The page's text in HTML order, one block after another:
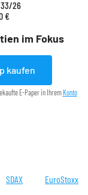
im Fokus
26
€
kaufen
E-Paper in IhremKonto
SDAX EuroStoxx